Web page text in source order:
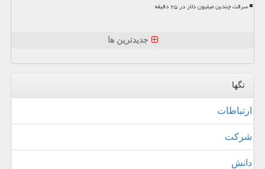
سرقت چندین میلیون دلار در ۲۵ دقیقه
جدیدترین ها
تگها
ارتباطات
شركت
دانش